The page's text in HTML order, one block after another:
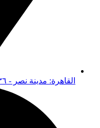
القاهرة: مدينة نصر - ٣٦ مكرم عبيد